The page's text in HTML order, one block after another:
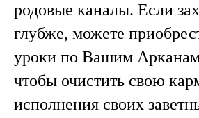
родовые каналы. Если
глубже, можете
уроки по Вашим Арканам
чтобы очистить свою
исполнения своих